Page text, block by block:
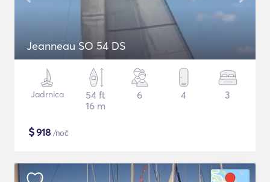
Jeanneau SO 54 DS
Jadrnica
54 ft
16 m
6 4 3
$918 /noč